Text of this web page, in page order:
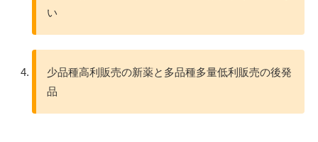
い
少品種高利販売の新薬と多品種多量低利販売の後発
品